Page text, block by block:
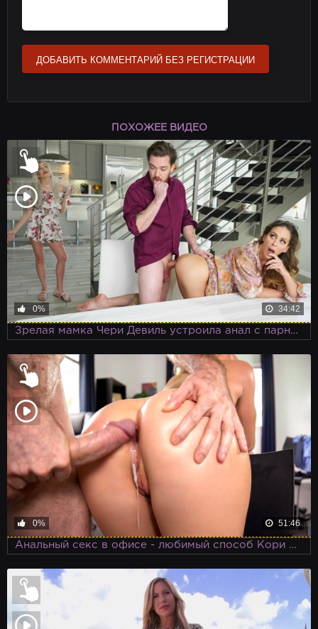
ДОБАВИТЬ КОММЕНТАРИЙ БЕЗ РЕГИСТРАЦИИ
ПОХОЖЕЕ ВИДЕО
0% 34:42
Зрелая мамка Чери Девиль устроила анал с парнем дочери
0% 51:46